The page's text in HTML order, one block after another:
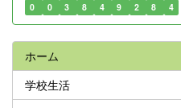
0 0 3 8 4 9 2 8 4
ホーム
学校生活